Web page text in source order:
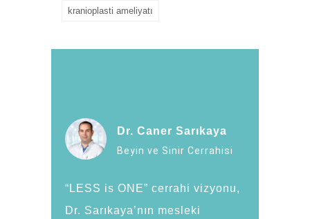
kranioplasti ameliyatı
Dr. Caner Sarıkaya
Beyin ve Sinir Cerrahisi
“LESS is ONE” cerrahi vizyonu,
Dr. Sarıkaya’nın mesleki